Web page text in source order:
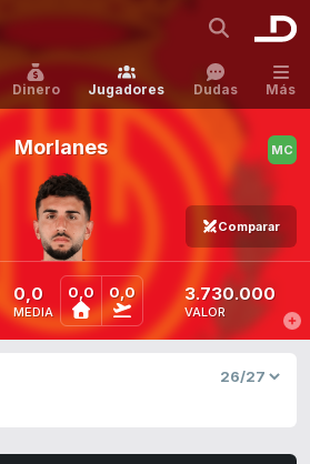
Dinero Jugadores Dudas Más
Morlanes
Comparar
0,0
MEDIA
0,0 0,0 3.730.000
VALOR